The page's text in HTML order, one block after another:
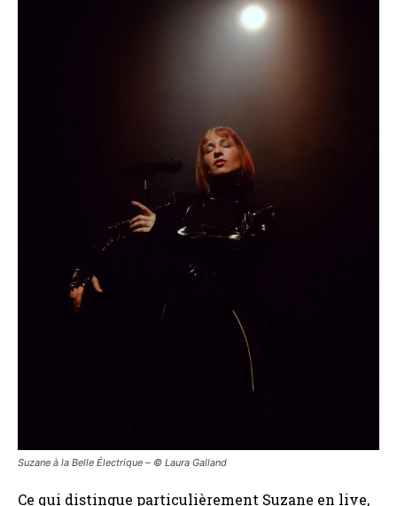
Suzane à la Belle Électrique – ©️ Laura Galland
Ce qui distingue particulièrement Suzane en live,